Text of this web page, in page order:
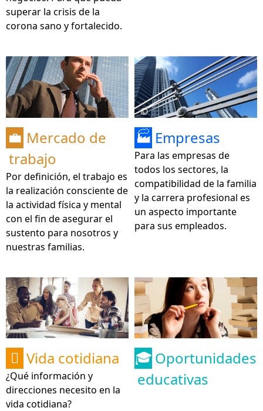
superar la crisis de la
corona sano y fortalecido.
💼 Mercado de
trabajo
Por definición, el trabajo es
la realización consciente de
la actividad física y mental
con el fin de asegurar el
sustento para nosotros y
nuestras familias.
©
🏭 Empresas
Para las empresas de
todos los sectores, la
compatibilidad de la familia
y la carrera profesional es
un aspecto importante
para sus empleados.
 Vida cotidiana
¿Qué información y
direcciones necesito en la
vida cotidiana?
🎓 Oportunidades
educativas